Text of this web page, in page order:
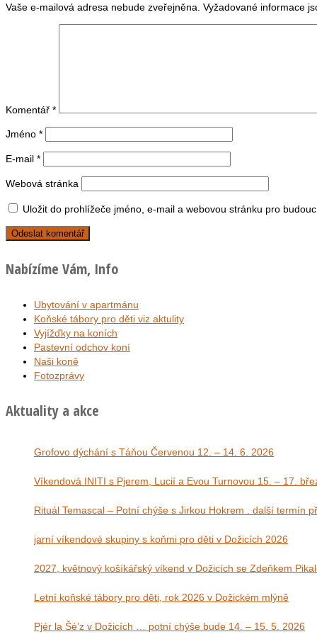
Vaše e-mailová adresa nebude zveřejněna. Vyžadované informace
Komentář *
Jméno *
E-mail *
Webová stránka
Uložit do prohlížeče jméno, e-mail a webovou stránku pro
Nabízíme Vám, Info
Ubytování v apartmánu
Koňské tábory pro děti viz aktulity
Vyjížďky na koních
Pastevní odchov koní
Naši koně
Fotozprávy
Aktuality a akce
Grofovo dýchání s Táňou Červenou 12. – 14. 6. 2026
Víkendová INITI s Pjerem, Lucií a Evou
Rituál Temascal – Potní chýše s Jirkou Hokrem . další termín
jarní víkendové skupiny s koňmi pro děti v Dožicích 2026
2027, květnový košíkářský víkend v Dožicích se Zdeňkem
Letní koňské tábory pro děti, rok 2026 v Dožickém mlýně
Pjér la Šé’z v Dožicích … potní chýše bude 14. – 15. 5. 2026